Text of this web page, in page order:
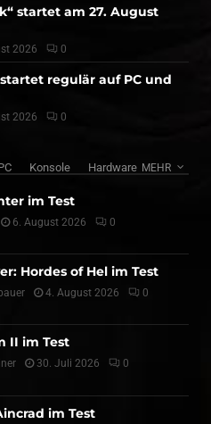
startet am 27. August
2026 0
regulär auf PC und
2026 0
Konsole Hardware MEHR
im Test
6. August 2026 0
Hordes of Hel im Test
4. August 2026 0
II im Test
30. Juli 2026 0
im Test